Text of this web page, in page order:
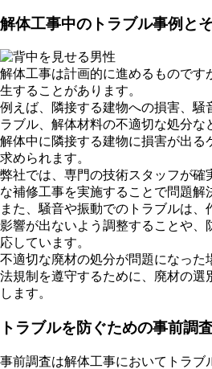
解体工事中のトラブル事例と
解体工事は計画的に進めるものです
生することがあります。
例えば、隣接する建物への損害、騒
ラブル、解体材料の不適切な処分な
解体中に隣接する建物に損害が出る
求められます。
弊社では、専門の技術スタッフが確
な補修工事を実施することで問題解
また、騒音や振動でのトラブルは、
影響が出ないよう調整することや、
応しています。
不適切な廃材の処分が問題になった
法規制を遵守するために、廃材の選
します。
トラブルを防ぐための事前調
事前調査は解体工事においてトラブ